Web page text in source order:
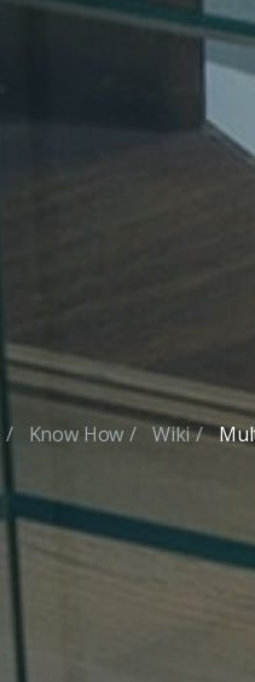
Know How Wiki